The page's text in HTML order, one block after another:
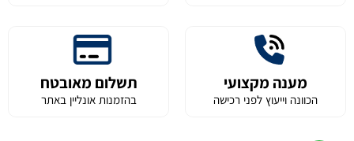
מענה מקצועי
הכוונה וייעוץ לפני רכישה
תשלום מאובטח
בהזמנות אונליין באתר